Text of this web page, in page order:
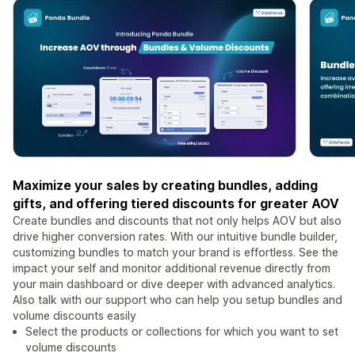
Maximize your sales by creating bundles, adding
gifts, and offering tiered discounts for greater AOV
Create bundles and discounts that not only helps AOV but also
drive higher conversion rates. With our intuitive bundle builder,
customizing bundles to match your brand is effortless. See the
impact your self and monitor additional revenue directly from
your main dashboard or dive deeper with advanced analytics.
Also talk with our support who can help you setup bundles and
volume discounts easily
Select the products or collections for which you want to set
volume discounts